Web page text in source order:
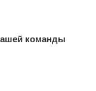
команды